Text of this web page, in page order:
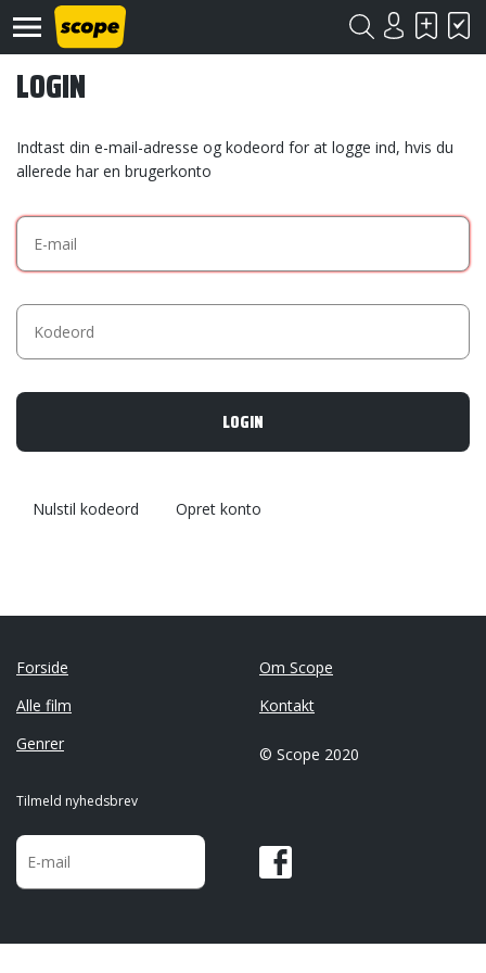
Kontakt
©
2020
LOGIN
Indtast din e-mail-adresse og kodeord for at logge ind, hvis du
allerede har en brugerkonto
Nulstil kodeord Opret konto
Forside
Alle film
Genrer
Om Scope
Kontakt
© Scope 2020
Tilmeld nyhedsbrev